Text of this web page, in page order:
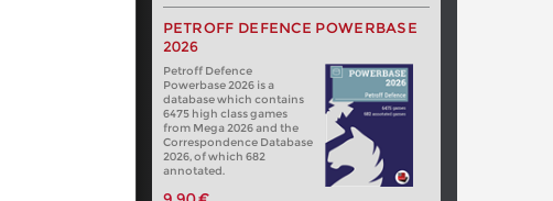
PETROFF DEFENCE POWERBASE
2026
Petroff Defence
Powerbase 2026 is a
database which contains
6475 high class games
from Mega 2026 and the
Correspondence Database
2026, of which 682
annotated.